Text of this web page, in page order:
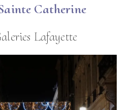
Catherine
Lafayette